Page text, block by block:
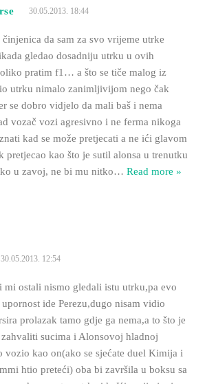
30.05.2013. 18:44
da sam za svo vrijeme utrke
gledao dosadniju utrku u ovih
pratim f1… a što se tiče malog iz
utrku nimalo zanimljivijom nego čak
se dobro vidjelo da mali baš i nema
vozač vozi agresivno i ne ferma nikoga
kad se može pretjecati a ne ići glavom
pretjecao kao što je sutil alonsa u trenutku
u zavoj, ne bi mu nitko… Read more »
30.05.2013. 12:54
mi ostali nismo gledali istu utrku,pa evo
ide Perezu,dugo nisam vidio
prolazak tamo gdje ga nema,a to što je
sucima i Alonsovoj hladnoj
vozio kao on(ako se sjećate duel Kimija i
htio preteći) oba bi završila u boksu sa